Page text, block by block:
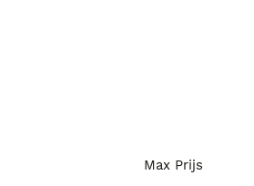
Max Prijs